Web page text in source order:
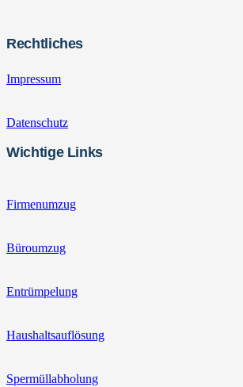
Rechtliches
Impressum
Datenschutz
Wichtige Links
Firmenumzug
Büroumzug
Entrümpelung
Haushaltsauflösung
Spermüllabholung